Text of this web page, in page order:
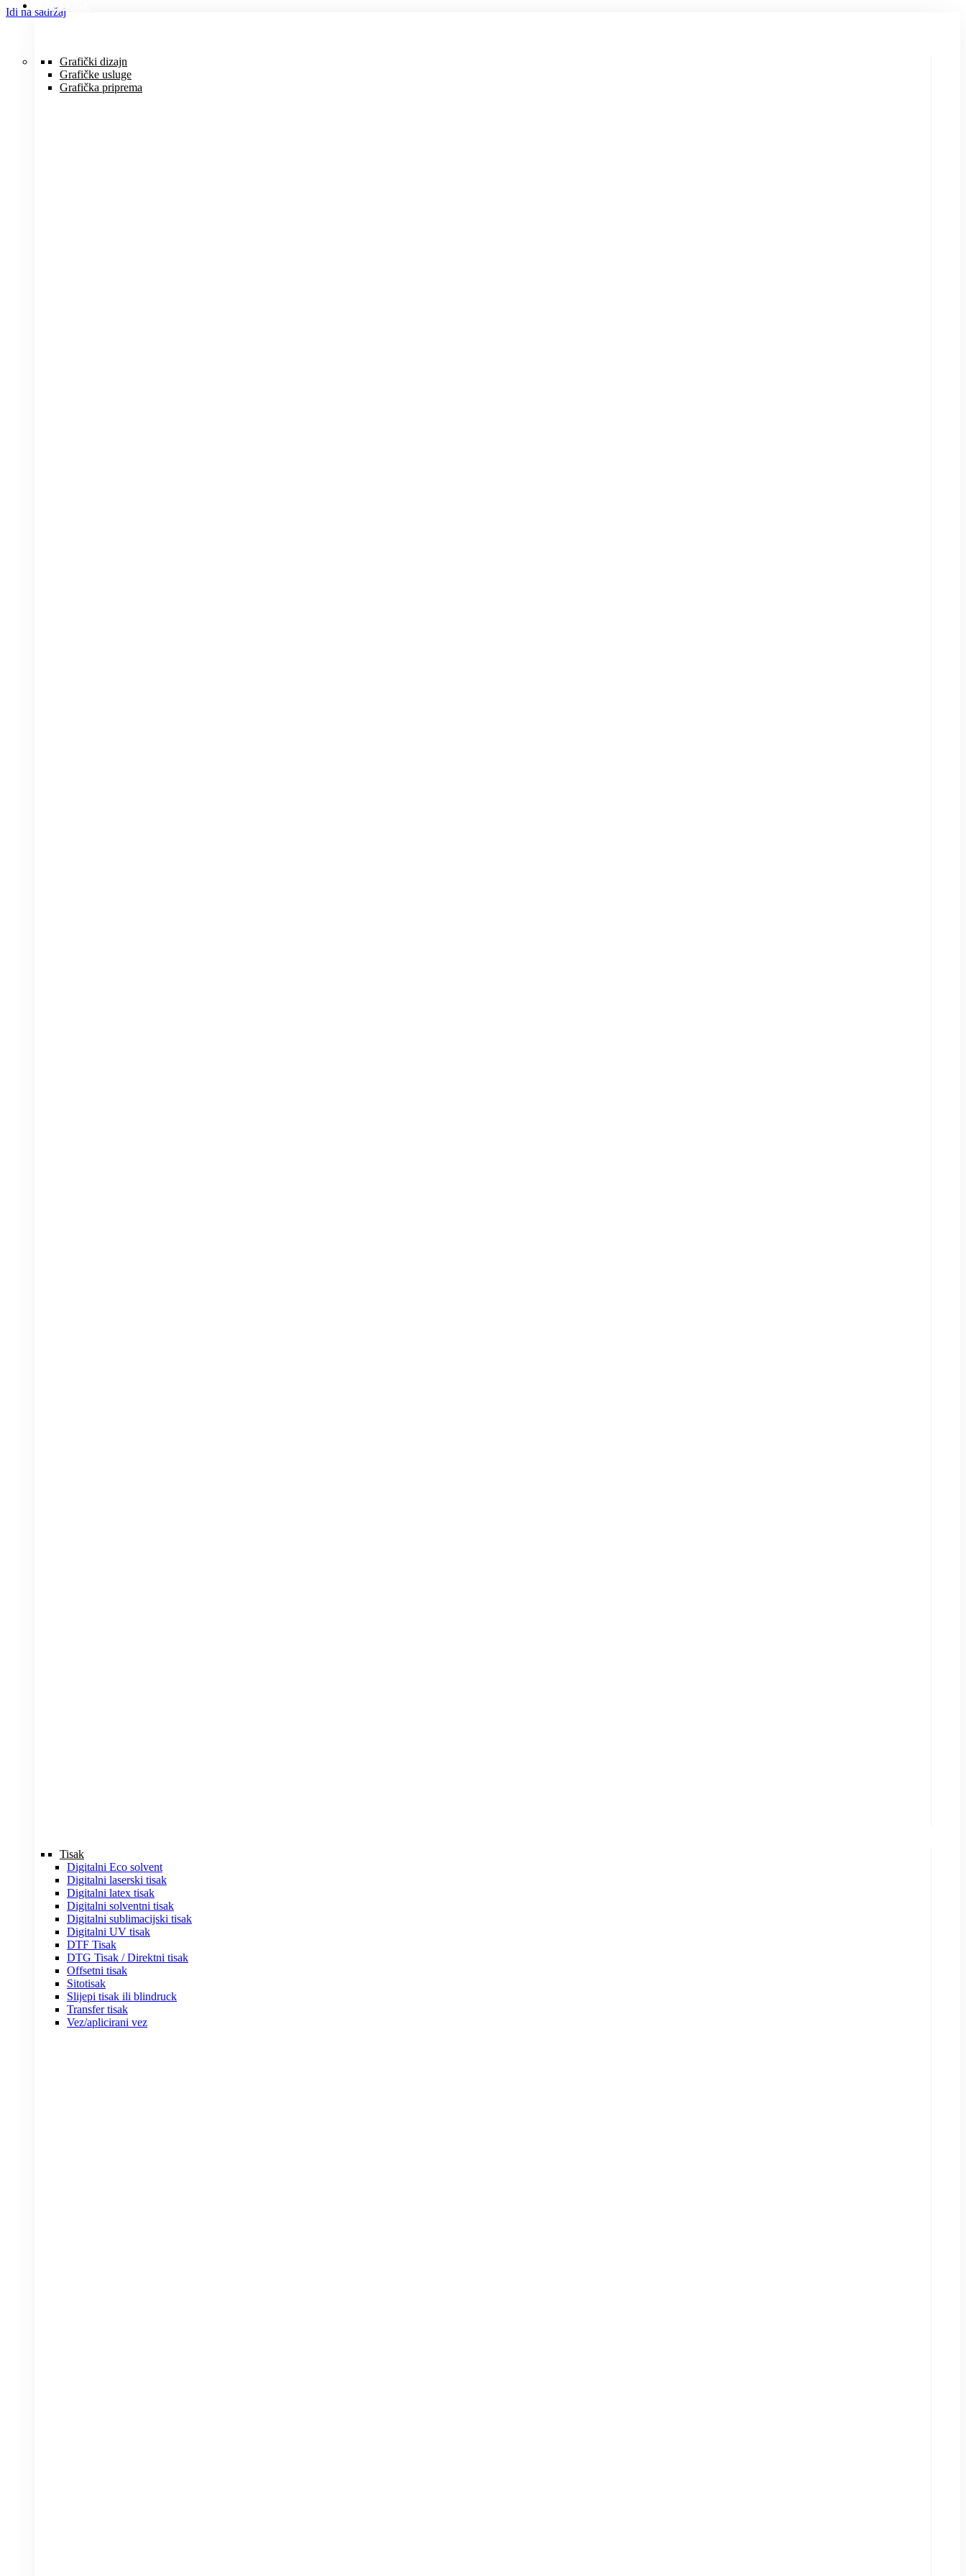
Idi na sadržajUSLUGE
Grafički dizajn
Grafičke usluge
Grafička priprema
Tisak
Digitalni Eco solvent
Digitalni laserski tisak
Digitalni latex tisak
Digitalni solventni tisak
Digitalni sublimacijski tisak
Digitalni UV tisak
DTF Tisak
DTG Tisak / Direktni tisak
Offsetni tisak
Sitotisak
Slijepi tisak ili blindruck
Transfer tisak
Vez/aplicirani vez